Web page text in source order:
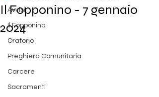
Avvisi
Il Fopponino
Oratorio
Preghiera Comunitaria
Carcere
Sacramenti
Il Fopponino - 7 gennaio
2024